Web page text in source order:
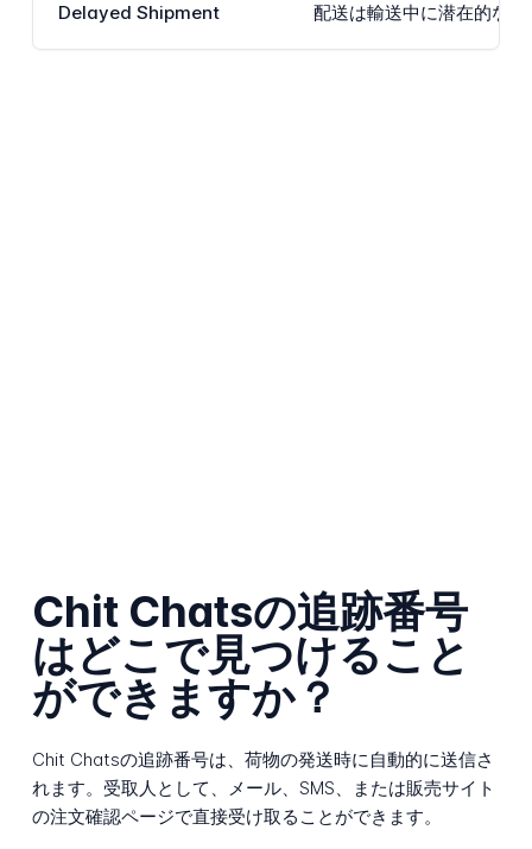
Delayed Shipment 配送は輸送中に潜在的な
Chit Chatsの追跡番号
はどこで見つけること
ができますか？
Chit Chatsの追跡番号は、荷物の発送時に自動的に送信さ
れます。受取人として、メール、SMS、または販売サイト
の注文確認ページで直接受け取ることができます。